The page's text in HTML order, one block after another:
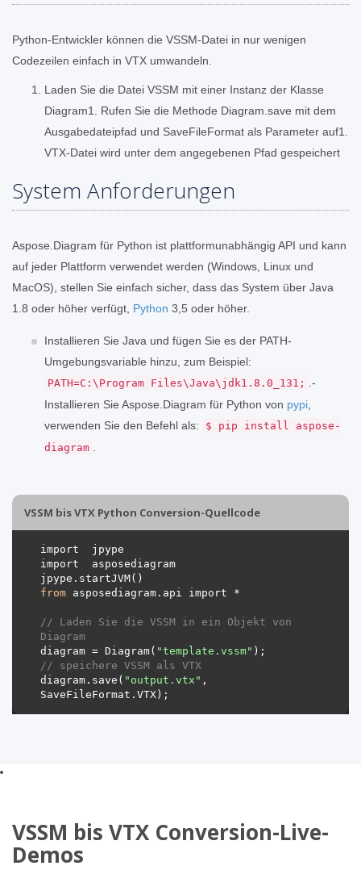
Python-Entwickler können die VSSM-Datei in nur wenigen
Codezeilen einfach in VTX umwandeln.
Laden Sie die Datei VSSM mit einer Instanz der Klasse
Diagram1. Rufen Sie die Methode Diagram.save mit dem
Ausgabedateipfad und SaveFileFormat als Parameter auf1.
VTX-Datei wird unter dem angegebenen Pfad gespeichert
System Anforderungen
Aspose.Diagram für Python ist plattformunabhängig API und kann
auf jeder Plattform verwendet werden (Windows, Linux und
MacOS), stellen Sie einfach sicher, dass das System über Java
1.8 oder höher verfügt, Python 3,5 oder höher.
Installieren Sie Java und fügen Sie es der PATH-
Umgebungsvariable hinzu, zum Beispiel:
PATH=C:\Program Files\Java\jdk1.8.0_131;
.-
Installieren Sie Aspose.Diagram für Python von pypi
verwenden Sie den Befehl als:
$ pip install aspose-
diagram
VSSM bis VTX Python Conversion-Quellcode
from
// Laden Sie die VSSM in ein Objekt von
Diagram
diagram = Diagram( "template.vssm"
// speichere VSSM als VTX
diagram.save( "output.vtx" ,
VSSM bis VTX Conversion-Live-
Demos